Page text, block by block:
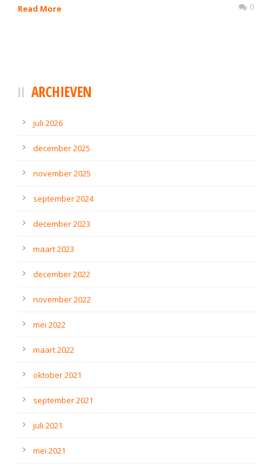
Read More 0
ARCHIEVEN
juli 2026
december 2025
november 2025
september 2024
december 2023
maart 2023
december 2022
november 2022
mei 2022
maart 2022
oktober 2021
september 2021
juli 2021
mei 2021